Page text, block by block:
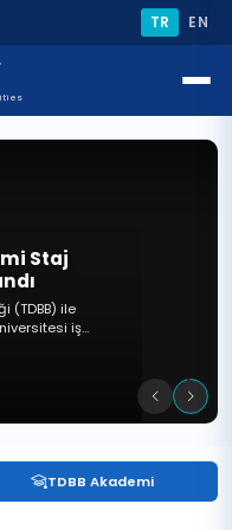
TR EN
Staj
(TDBB) ile
iş
tarihleri
TDBB Akademi